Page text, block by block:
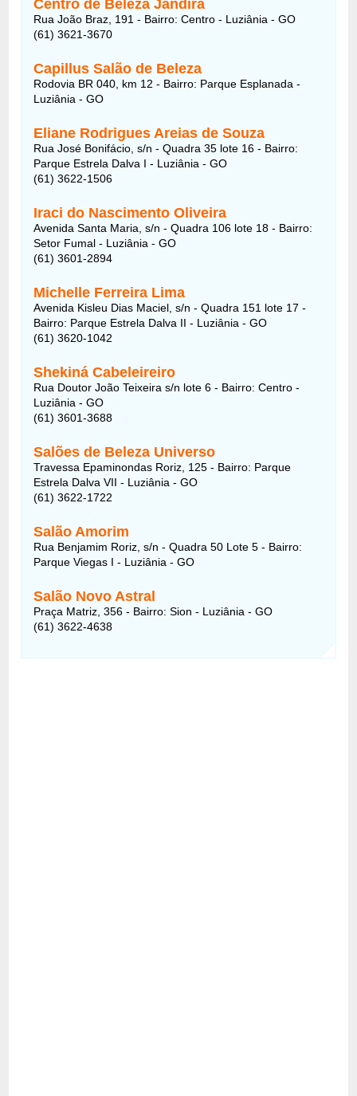
Centro de Beleza Jandira
Rua João Braz, 191 - Bairro: Centro - Luziânia - GO
(61) 3621-3670
Capillus Salão de Beleza
Rodovia BR 040, km 12 - Bairro: Parque Esplanada -
Luziânia - GO
Eliane Rodrigues Areias de Souza
Rua José Bonifácio, s/n - Quadra 35 lote 16 - Bairro:
Parque Estrela Dalva I - Luziânia - GO
(61) 3622-1506
Iraci do Nascimento Oliveira
Avenida Santa Maria, s/n - Quadra 106 lote 18 - Bairro:
Setor Fumal - Luziânia - GO
(61) 3601-2894
Michelle Ferreira Lima
Avenida Kisleu Dias Maciel, s/n - Quadra 151 lote 17 -
Bairro: Parque Estrela Dalva II - Luziânia - GO
(61) 3620-1042
Shekiná Cabeleireiro
Rua Doutor João Teixeira s/n lote 6 - Bairro: Centro -
Luziânia - GO
(61) 3601-3688
Salões de Beleza Universo
Travessa Epaminondas Roriz, 125 - Bairro: Parque
Estrela Dalva VII - Luziânia - GO
(61) 3622-1722
Salão Amorim
Rua Benjamim Roriz, s/n - Quadra 50 Lote 5 - Bairro:
Parque Viegas I - Luziânia - GO
Salão Novo Astral
Praça Matriz, 356 - Bairro: Sion - Luziânia - GO
(61) 3622-4638